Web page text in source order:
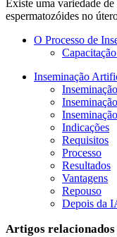
Existe uma variedade
espermatozóides no
O Processo de
Inseminação
Indicações
Requisitos
Processo
Resultados
Vantagens
Repouso
Depois da
Artigos relacionados